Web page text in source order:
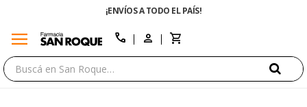
¡ENVÍOS A TODO EL PAÍS!
menu call
close